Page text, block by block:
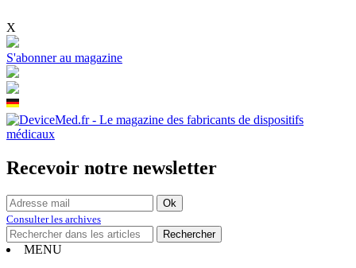
X
S'abonner au magazine
Recevoir notre newsletter
Consulter les archives
MENU